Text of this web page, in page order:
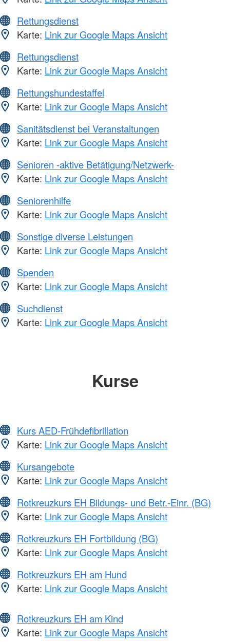
Rettungsdienst
Karte: Link zur Google Maps Ansicht
Rettungsdienst
Karte: Link zur Google Maps Ansicht
Rettungshundestaffel
Karte: Link zur Google Maps Ansicht
Sanitätsdienst bei Veranstaltungen
Karte: Link zur Google Maps Ansicht
Senioren -aktive Betätigung/Netzwerk-
Karte: Link zur Google Maps Ansicht
Seniorenhilfe
Karte: Link zur Google Maps Ansicht
Sonstige diverse Leistungen
Karte: Link zur Google Maps Ansicht
Spenden
Karte: Link zur Google Maps Ansicht
Suchdienst
Karte: Link zur Google Maps Ansicht
Kurse
Kurs AED-Frühdefibrillation
Karte: Link zur Google Maps Ansicht
Kursangebote
Karte: Link zur Google Maps Ansicht
Rotkreuzkurs EH Bildungs- und Betr.-Einr. (BG)
Karte: Link zur Google Maps Ansicht
Rotkreuzkurs EH Fortbildung (BG)
Karte: Link zur Google Maps Ansicht
Rotkreuzkurs EH am Hund
Karte: Link zur Google Maps Ansicht
Rotkreuzkurs EH am Kind
Karte: Link zur Google Maps Ansicht